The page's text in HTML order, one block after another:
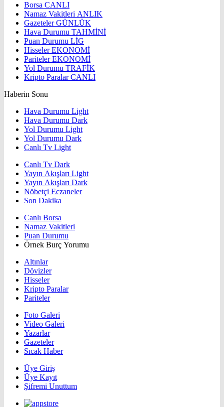
Borsa CANLI
Namaz Vakitleri ANLIK
GazetelerGÜNLÜK
Hava Durumu TAHMİNİ
Puan Durumu LİG
HisselerEKONOMİ
ParitelerEKONOMİ
Yol Durumu TRAFİK
Kripto ParalarCANLI
Haberin Sonu
Hava Durumu Light
Hava Durumu Dark
Yol Durumu Light
Yol Durumu Dark
Canlı Tv Light
Canlı Tv Dark
Yayın Akışları Light
Yayın Akışları Dark
Nöbetçi Eczaneler
Son Dakika
Canlı Borsa
Namaz Vakitleri
Puan Durumu
Örnek Burç Yorumu
Altınlar
Dövizler
Hisseler
Kripto Paralar
Pariteler
Foto Galeri
Video Galeri
Yazarlar
Gazeteler
Sıcak Haber
Üye Giriş
Üye Kayıt
Şifremi Unuttum